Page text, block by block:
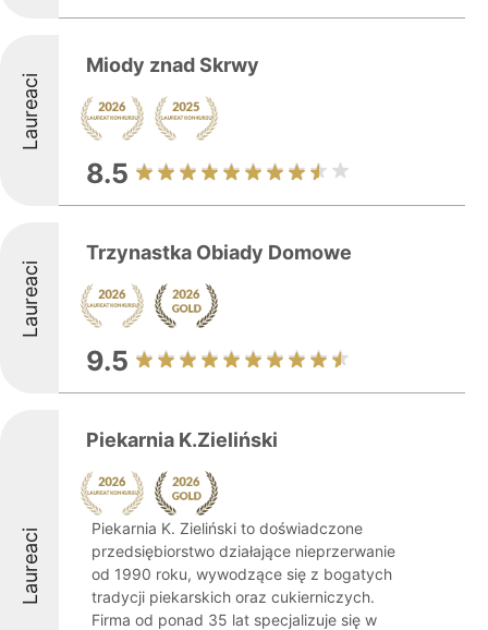
Laureaci
Miody znad Skrwy
8.5
Laureaci
Trzynastka Obiady Domowe
9.5
Laureaci
Piekarnia K.Zieliński
Piekarnia K. Zieliński to doświadczone
przedsiębiorstwo działające nieprzerwanie
od 1990 roku, wywodzące się z bogatych
tradycji piekarskich oraz cukierniczych.
Firma od ponad 35 lat specjalizuje się w